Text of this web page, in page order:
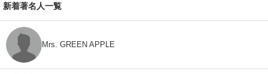
新着著名人一覧
Mrs. GREEN APPLE